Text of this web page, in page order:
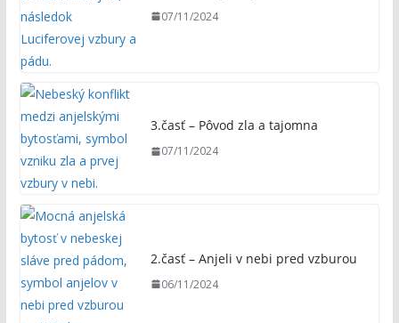
07/11/2024
3.časť – Pôvod zla a tajomna
07/11/2024
2.časť – Anjeli v nebi pred vzburou
06/11/2024